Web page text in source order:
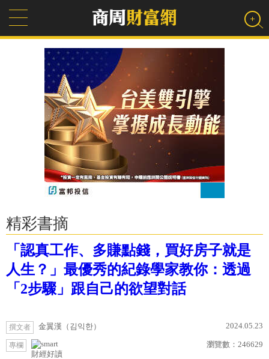
精彩書摘
「認真工作、多賺點錢，買好房子就是
人生？」最優秀的紀錄學家教你：透過
「2步驟」跟自己的欲望對話
撰文者 金翼漢（김익한） 2024.05.23
專欄
財經好讀
瀏覽數： 246629